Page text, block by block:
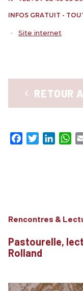
INFOS GRATUIT -
Site internet
RETOUR
Facebook
Twitter
Rencontres &
Pastourelle,
Rolland